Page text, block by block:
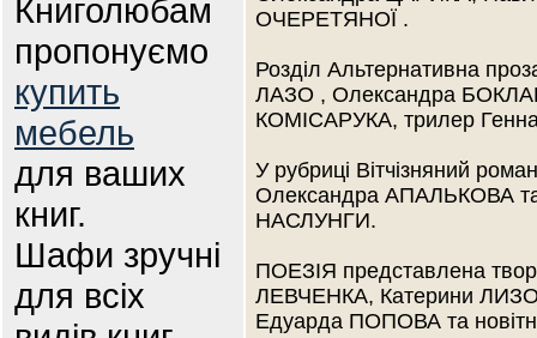
Книголюбам
пропонуємо
купить
мебель
для ваших
книг.
Шафи зручні
для всіх
ОЧЕРЕТЯНОЇ .
Розділ Альтернативна
ЛАЗО , Олександра
КОМІСАРУКА, трилер
У рубриці Вітчізняний
Олександра АПАЛЬКОВА та
НАСЛУНГИ.
ПОЕЗІЯ представлена
ЛЕВЧЕНКА, Катерини
Едуарда ПОПОВА та